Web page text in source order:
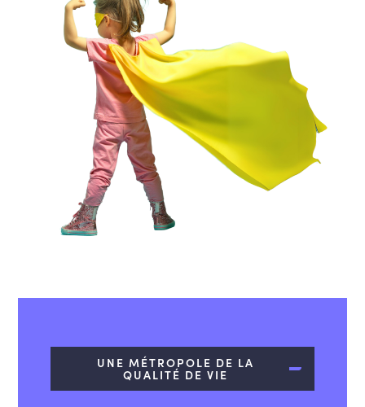
UNE MÉTROPOLE DE LA
QUALITÉ DE VIE